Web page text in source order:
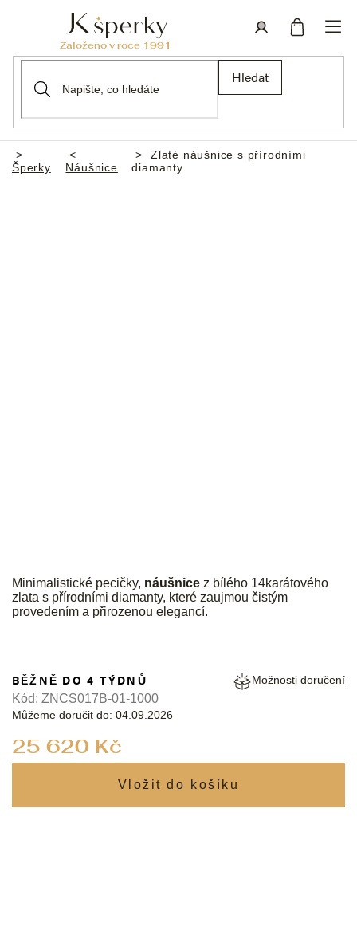
Hledat
Domů
Šperky Náušnice
Zlaté náušnice s přírodními
diamanty
Minimalistické pecičky, náušnice z bílého 14karátového
zlata s přírodními diamanty, které zaujmou čistým
provedením a přirozenou elegancí.
25 620 Kč
BĚŽNĚ DO 4 TÝDNŮ
Můžeme doručit do: 04.09.2026
Možnosti doručení
Kód: ZNCS017B-01-1000